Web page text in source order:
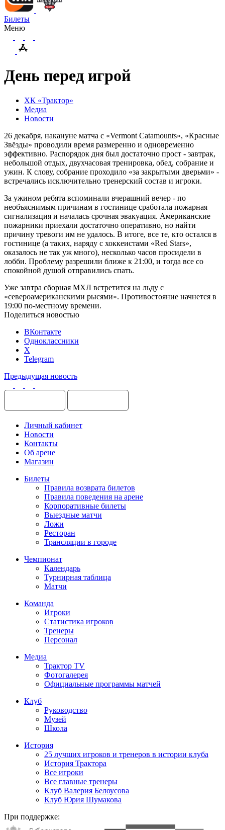
Билеты
Меню
День перед игрой
ХК «Трактор»
Медиа
Новости
26 декабря, накануне матча с «Vermont Catamounts», «Красные
Звёзды» проводили время размеренно и одновременно
эффективно. Распорядок дня был достаточно прост - завтрак,
небольшой отдых, двухчасовая тренировка, обед, собрание и
ужин. К слову, собрание проходило «за закрытыми дверьми» -
встречались исключительно тренерский состав и игроки.
За ужином ребята вспоминали вчерашний вечер - по
необъяснимым причинам в гостинице сработала пожарная
сигнализация и началась срочная эвакуация. Американские
пожарники приехали достаточно оперативно, но найти
причину тревоги им не удалось. В итоге, все те, кто остался в
гостинице (а таких, наряду с хоккеистами «Red Stars»,
оказалось не так уж много), несколько часов просидели в
лобби. Проблему разрешили ближе к 21:00, и тогда все со
спокойной душой отправились спать.
Уже завтра сборная МХЛ встретится на льду с
«североамериканскими рысями». Противостояние начнется в
19:00 по-местному времени.
Поделиться новостью
ВКонтакте
Одноклассники
X
Telegram
Предыдущая новость
Личный кабинет
Новости
Контакты
Об арене
Магазин
Билеты
Правила возврата билетов
Правила поведения на арене
Корпоративные билеты
Выездные матчи
Ложи
Ресторан
Трансляции в городе
Чемпионат
Календарь
Турнирная таблица
Матчи
Команда
Игроки
Статистика игроков
Тренеры
Персонал
Медиа
Трактор TV
Фотогалерея
Официальные программы матчей
Клуб
Руководство
Музей
Школа
История
25 лучших игроков и тренеров в истории клуба
История Трактора
Все игроки
Все главные тренеры
Клуб Валерия Белоусова
Клуб Юрия Шумакова
При поддержке: